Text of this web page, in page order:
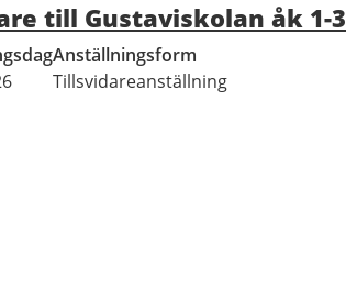
till Gustaviskolan åk 1-3
Anställningsform
Tillsvidareanställning